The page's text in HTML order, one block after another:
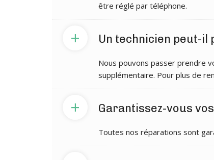
être réglé par téléphone.
Un technicien peut-il
+
Nous pouvons passer prendre
supplémentaire. Pour plus de
Garantissez-vous
+
Toutes nos réparations sont